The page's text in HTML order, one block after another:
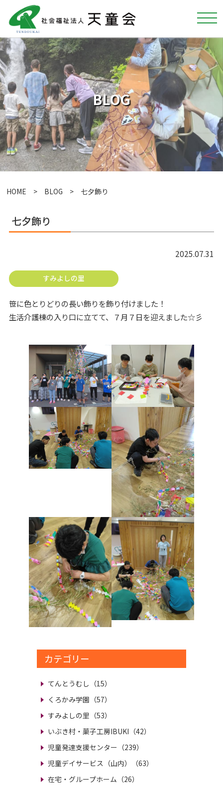
BLOG
HOME > BLOG > 七夕飾り
七夕飾り
2025.07.31
すみよしの里
笹に色とりどりの長い飾りを飾り付けました！
生活介護棟の入り口に立てて、７月７日を迎えました☆彡
カテゴリー
てんとうむし（15）
くろかみ学園（57）
すみよしの里（53）
いぶき村・菓子工房IBUKI（42）
児童発達支援センター（239）
児童デイサービス（山内）（63）
在宅・グループホーム（26）